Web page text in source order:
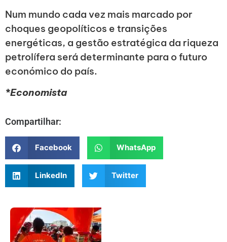
Num mundo cada vez mais marcado por
choques geopolíticos e transições
energéticas, a gestão estratégica da riqueza
petrolífera será determinante para o futuro
económico do país.
*Economista
Compartilhar:
Facebook WhatsApp
LinkedIn Twitter